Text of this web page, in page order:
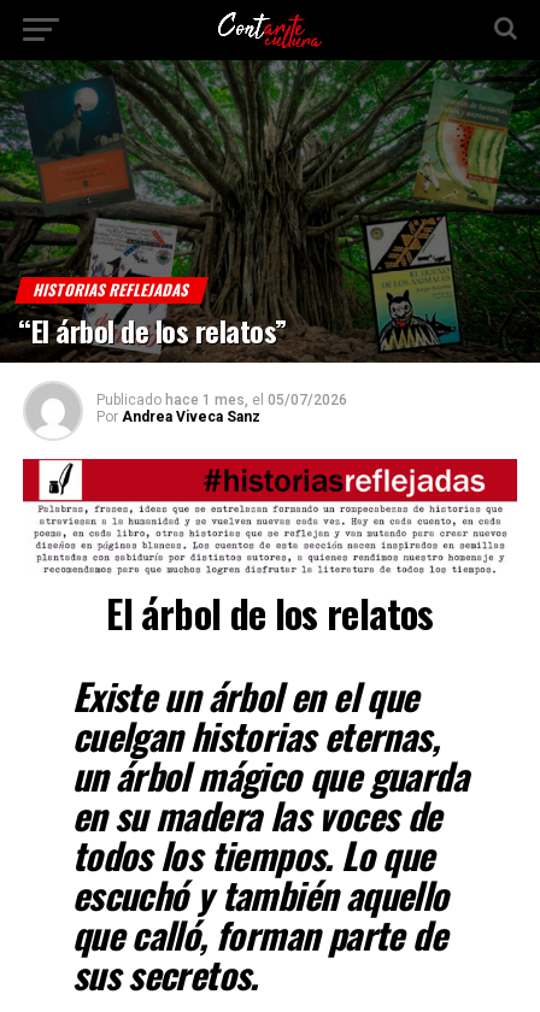
HISTORIAS REFLEJADAS
“El árbol de los relatos”
Publicado hace 1 mes, el 05/07/2026
Por Andrea Viveca Sanz
El árbol de los relatos
Existe un árbol en el que
cuelgan historias eternas,
un árbol mágico que guarda
en su madera las voces de
todos los tiempos. Lo que
escuchó y también aquello
que calló, forman parte de
sus secretos.